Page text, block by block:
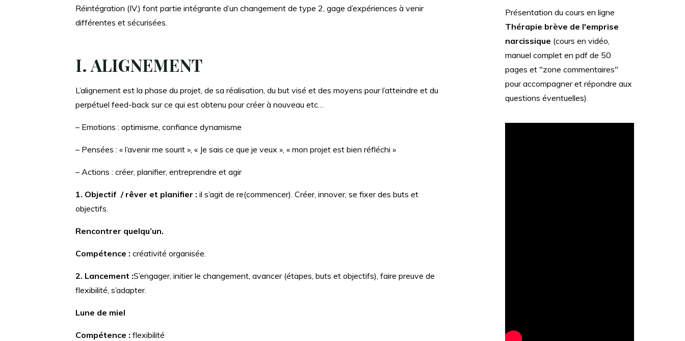
Réintégration (IV.) font partie intégrante d’un changement de type 2, gage d’expériences à venir
différentes et sécurisées.
I. ALIGNEMENT
L’alignement est la phase du projet, de sa réalisation, du but visé et des moyens pour l’atteindre et du
perpétuel feed-back sur ce qui est obtenu pour créer à nouveau etc…
– Emotions : optimisme, confiance dynamisme
– Pensées : « l’avenir me sourit », « Je sais ce que je veux », « mon projet est bien réfléchi »
– Actions : créer, planifier, entreprendre et agir
1. Objectif / rêver et planifier : il s’agit de re(commencer). Créer, innover, se fixer des buts et
objectifs.
Rencontrer quelqu’un.
Compétence : créativité organisée.
2. Lancement :S’engager, initier le changement, avancer (étapes, buts et objectifs), faire preuve de
flexibilité, s’adapter.
Lune de miel
Compétence : flexibilité
Présentation du cours en ligne
Thérapie brève de l'emprise
narcissique (cours en vidéo,
manuel complet en pdf de 50
pages et "zone commentaires"
pour accompagner et répondre aux
questions éventuelles).